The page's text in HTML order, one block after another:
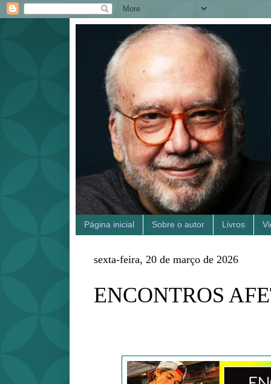
Página inicial Sobre o autor Livros
sexta-feira, 20 de março de 2026
ENCONTROS